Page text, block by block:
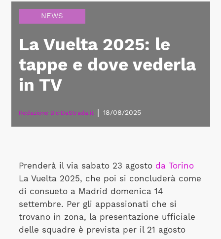
NEWS
La Vuelta 2025: le
tappe e dove vederla
in TV
Redazione BiciDaStrada.it 18/08/2025
Prenderà il via sabato 23 agosto da Torino
La Vuelta 2025, che poi si concluderà come
di consueto a Madrid domenica 14
settembre. Per gli appassionati che si
trovano in zona, la presentazione ufficiale
delle squadre è prevista per il 21 agosto